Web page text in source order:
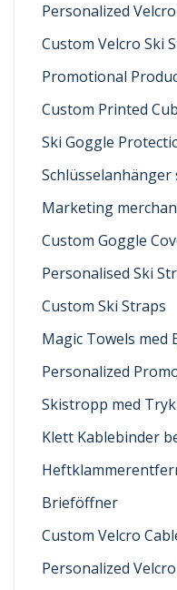
Personalized
Custom Velcro Ski
Promotional
Custom Printed
Ski Goggle
Marketing
Custom Goggle
Personalised Ski
Custom Ski Straps
Magic Towels med
Personalized
Skistropp med
Klett Kablebinder
Brieföffner
Custom Velcro
Personalized